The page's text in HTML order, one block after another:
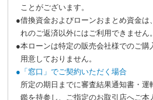
ことがございます。
●借換資金およびローンおまとめ資金は
れのご返済以外にはご利用できません。
●本ローンは特定の販売会社様でのご購
用意しておりません。
● 「窓口」でご契約いただく場合
所定の期日までに審査結果通知書・運
鑑を持参し、ご指定のお取引店へご本